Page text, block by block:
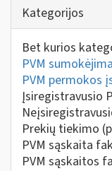
Kategorijos
Bet kurios
PVM
PVM permokos
Įsiregistravusio
Prekių tiekimo
PVM sąskaita
PVM sąskaitos